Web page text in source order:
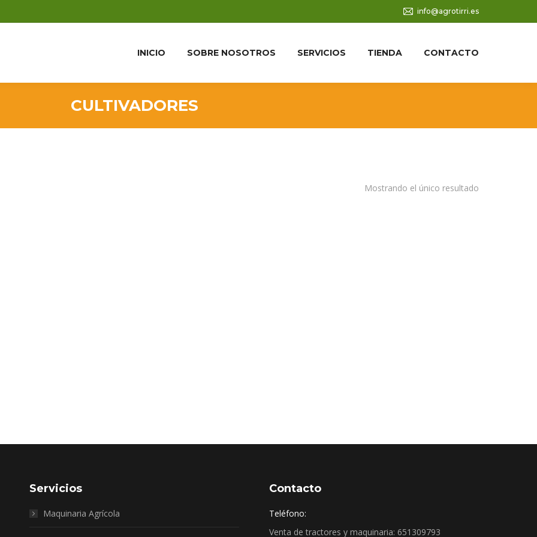
info@agrotirri.es
INICIO SOBRE NOSOTROS SERVICIOS TIENDA CONTACTO
CULTIVADORES
Mostrando el único resultado
Servicios
Maquinaria Agrícola
Contacto
Teléfono:
Venta de tractores y maquinaria: 651309793